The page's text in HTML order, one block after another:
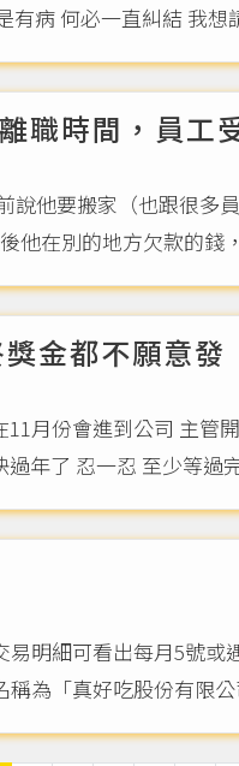
病 何必一直糾結 我想
職時間，員
他要搬家（也跟很
他在別的地方欠款的錢
金都不願意發
月份會進到公司 主
年了 忍一忍 至少等過
明細可看出每月5號
為「真好吃股份有限